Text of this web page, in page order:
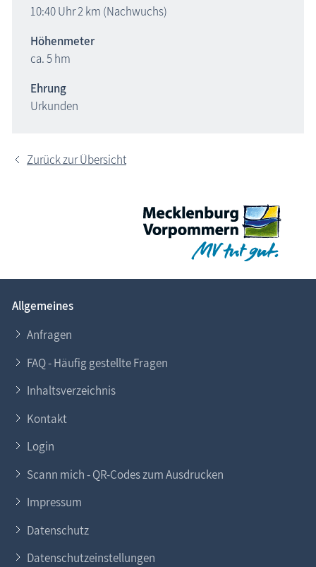
10:40 Uhr 2 km (Nachwuchs)
Höhenmeter
ca. 5 hm
Ehrung
Urkunden
Zurück zur Übersicht
Allgemeines
Anfragen
FAQ - Häufig gestellte Fragen
Inhaltsverzeichnis
Kontakt
Login
Scann mich - QR-Codes zum Ausdrucken
Impressum
Datenschutz
Datenschutzeinstellungen